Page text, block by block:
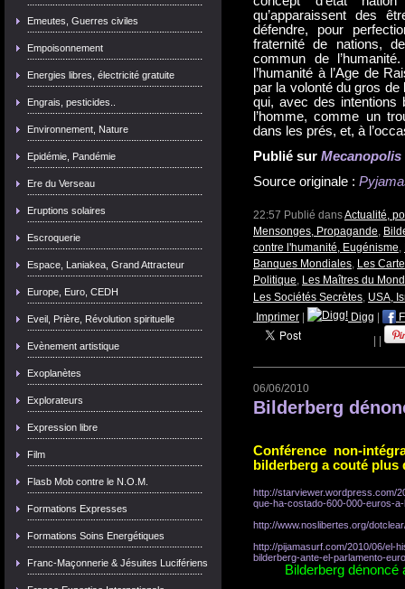
Emeutes, Guerres civiles
Empoisonnement
Energies libres, électricité gratuite
Engrais, pesticides..
Environnement, Nature
Epidémie, Pandémie
Ere du Verseau
Eruptions solaires
Escroquerie
Espace, Laniakea, Grand Attracteur
Europe, Euro, CEDH
Eveil, Prière, Révolution spirituelle
Evènement artistique
Exoplanètes
Explorateurs
Expression libre
Film
Flasb Mob contre le N.O.M.
Formations Expresses
Formations Soins Energétiques
Franc-Maçonnerie & Jésuites Lucifériens
qu’apparaissent des
défendre, pour
fraternité de nations,
commun de
l’humanité à l’Age de
par la volonté du gros de
qui, avec des intentions
l’homme, comme un
dans les prés, et, à
Publié sur Mecanopolis
Source originale :
22:57 Publié dansActualité,
Mensonges, Propagande,
contre l'humanité, Eugénisme,
Banques Mondiales, Les
Politique, Les Maîtres du
Les Sociétés Secrètes, USA,
Imprimer
Digg
06/06/2010
Bilderberg
Conférence non-
bilderberg a couté plus
http://starviewer.wordpress.com/
que-ha-costado-600-000-euros-
http://www.noslibertes.org/
http://pijamasurf.com/2010/06/el-
bilderberg-ante-el-parlamento-
Bilderberg dénoncé